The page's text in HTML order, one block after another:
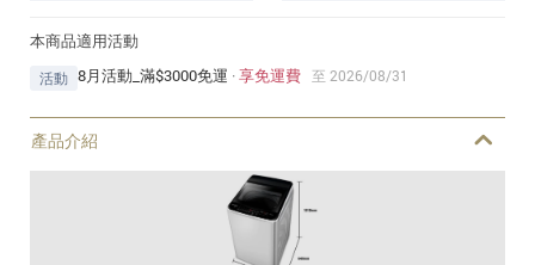
本商品適用活動
活動 8月活動_滿$3000免運 ·享免運費 至 2026/08/31
產品介紹